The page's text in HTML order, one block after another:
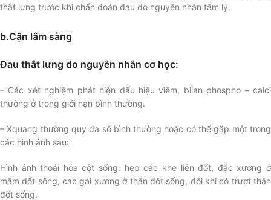
thắt lưng trước khi chẩn đoán đau do nguyên nhân tâm lý.
b.Cận lâm sàng
Đau thắt lưng do nguyên nhân cơ học:
– Các xét nghiệm phát hiện dấu hiệu viêm, bilan phospho – calci
thường ở trong giới hạn bình thường.
– Xquang thường quy đa số bình thường hoặc có thể gặp một trong
các hình ảnh sau:
Hình ảnh thoái hóa cột sống: hẹp các khe liên đốt, đặc xương ở
mâm đốt sống, các gai xương ở thân đốt sống, đôi khi có trượt thân
đốt sống.